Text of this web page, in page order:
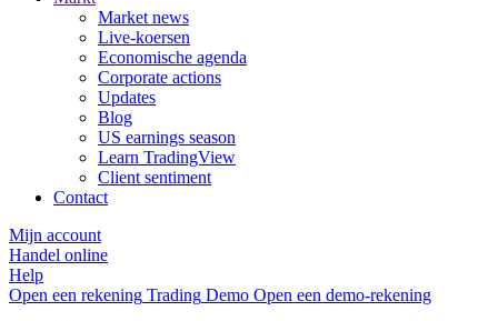
Market news
Live-koersen
Economische agenda
Corporate actions
Updates
Blog
US earnings season
Learn TradingView
Client sentiment
Contact
Mijn account
Handel online
Help
Open een rekening Trading Demo Open een demo-rekening